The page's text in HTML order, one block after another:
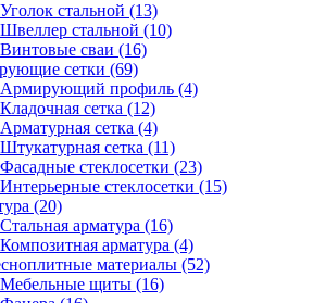
Уголок стальной (13)
Швеллер стальной (10)
Винтовые сваи (16)
сетки (69)
Армирующий профиль (4)
Кладочная сетка (12)
Арматурная сетка (4)
Штукатурная сетка (11)
Фасадные стеклосетки (23)
Интерьерные стеклосетки (15)
(20)
Стальная арматура (16)
Композитная арматура (4)
материалы (52)
Мебельные щиты (16)